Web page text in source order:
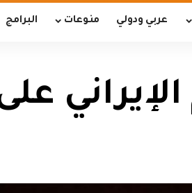
عربي ودولي منوعات البرامج